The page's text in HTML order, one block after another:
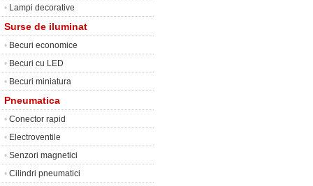
• Lampi decorative
Surse de iluminat
• Becuri economice
• Becuri cu LED
• Becuri miniatura
Pneumatica
• Conector rapid
• Electroventile
• Senzori magnetici
• Cilindri pneumatici